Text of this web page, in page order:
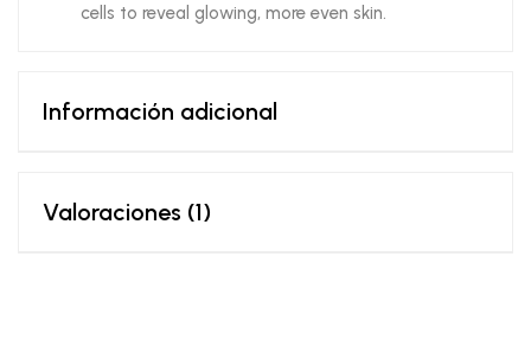
cells to reveal glowing, more even skin.
Información adicional
Valoraciones (1)